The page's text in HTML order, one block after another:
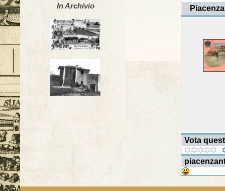
In Archivio
Vota